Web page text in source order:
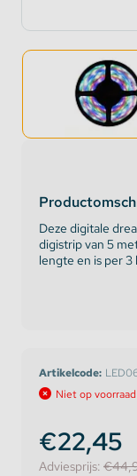
Deze digitale
digistrip van 5
lengte en is per
Artikelcode:
Niet op voorraad
€22,45
Adviesprijs: